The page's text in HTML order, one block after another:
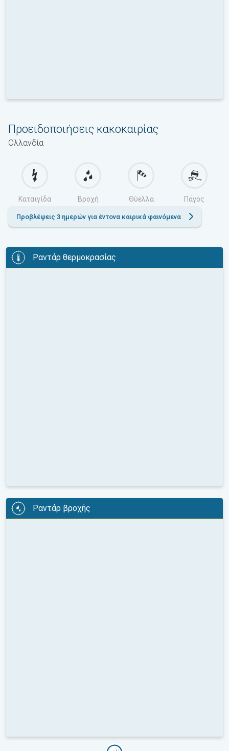
Προειδοποιήσεις κακοκαιρίας
Ολλανδία
Καταιγίδα Βροχή Θύελλα Πάγος
Προβλέψεις 3 ημερών για έντονα καιρικά φαινόμενα
Ραντάρ θερμοκρασίας
Ραντάρ βροχής